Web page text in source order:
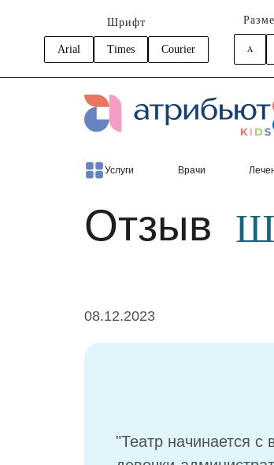
Шрифт
Arial Times Courier A
Услуги Врачи
Главная
Отзыв
08.12.2023
"Театр начинается